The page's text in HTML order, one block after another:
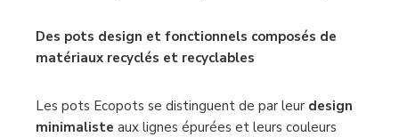
Des pots design et fonctionnels composés de
matériaux recyclés et recyclables
Les pots Ecopots se distinguent de par leur design
minimaliste aux lignes épurées et leurs couleurs